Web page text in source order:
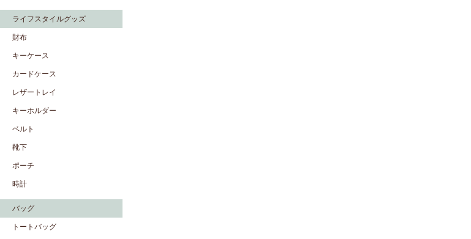
ライフスタイルグッズ
財布
キーケース
カードケース
レザートレイ
キーホルダー
ベルト
靴下
ポーチ
時計
バッグ
トートバッグ